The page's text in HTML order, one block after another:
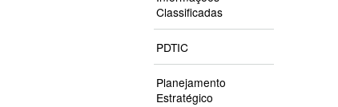
Classificadas
PDTIC
Planejamento
Estratégico